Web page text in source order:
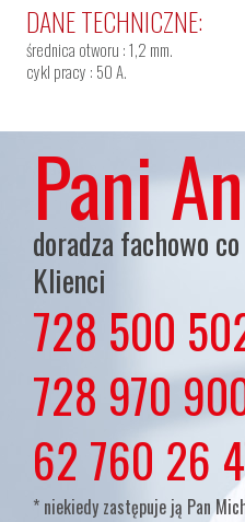
DANE TECHNICZNE:
średnica otworu : 1,2 mm.
cykl pracy : 50 A.
Pani
doradza fachowo
Klienci
728 500
lub
728 970
lub
62 760 26
* niekiedy zastępuje ją Pan